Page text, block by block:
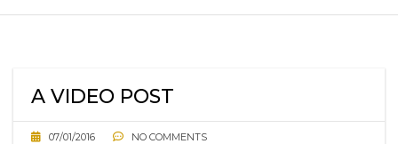
A VIDEO POST
07/01/2016 NO COMMENTS